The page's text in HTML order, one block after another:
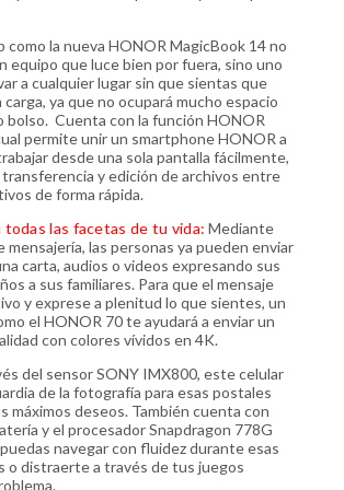
como la nueva HONOR MagicBook 14 no
equipo que luce bien por fuera, sino uno
a cualquier lugar sin que sientas que
carga, ya que no ocupará mucho espacio
bolso. Cuenta con la función HONOR
permite unir un smartphone HONOR a
desde una sola pantalla fácilmente,
y edición de archivos entre
de forma rápida.
todas las facetas de tu vida: Mediante
mensajería, las personas ya pueden enviar
carta, audios o videos expresando sus
a sus familiares. Para que el mensaje
y exprese a plenitud lo que sientes, un
el HONOR 70 te ayudará a enviar un
con colores vívidos en 4K.
del sensor SONY IMX800, este celular
de la fotografía para esas postales
máximos deseos. También cuenta con
y el procesador Snapdragon 778G
navegar con fluidez durante esas
o distraerte a través de tus juegos